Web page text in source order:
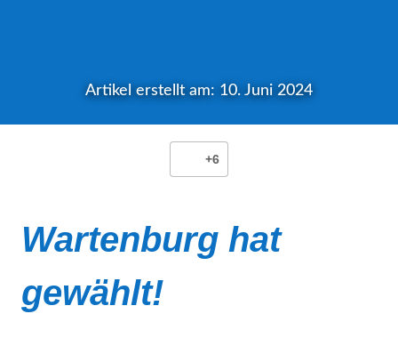
Artikel erstellt am: 10. Juni 2024
+6
Wartenburg hat
gewählt!